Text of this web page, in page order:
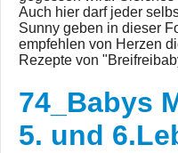
Auch hier darf jeder
Sunny geben in dieser
empfehlen von Herzen
Rezepte von
74_Babys
5. und